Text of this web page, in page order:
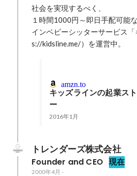
社会を実現するべく、
１時間1000円～即日手配可能
インベビーシッターサービス
s://kidsline.me/）を運営中。
amzn.to
キッズラインの起業ス
ー
2016年1月
トレンダーズ株式会社
Founder and CEO 現在
2000年4月 -